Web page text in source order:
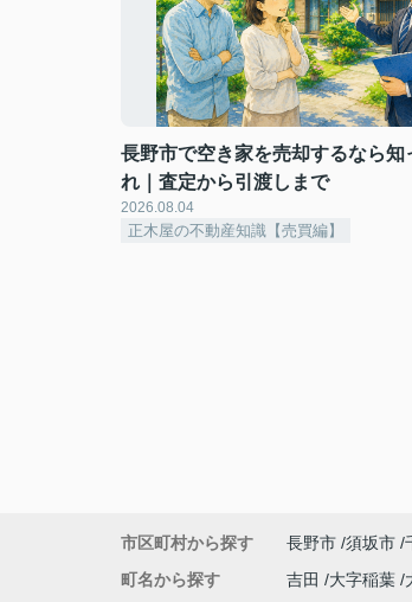
長野市で空き家を売却するなら知
れ｜査定から引渡しまで
2026.08.04
正木屋の不動産知識【売買編】
市区町村から探す 長野市 須坂市
町名から探す
吉田 大字稲葉